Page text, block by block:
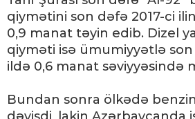
qiymətini son dəfə 2017-ci
0,9 manat təyin edib. Dizel
qiyməti isə ümumiyyətlə son
ildə 0,6 manat səviyyəsində
Bundan sonra ölkədə